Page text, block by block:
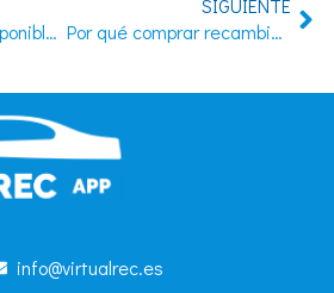
Nuevas marcas disponibles en recambio original
SIGUIENTE
Por qué comprar recambios y piezas originales para tu automóvil
info@virtualrec.es